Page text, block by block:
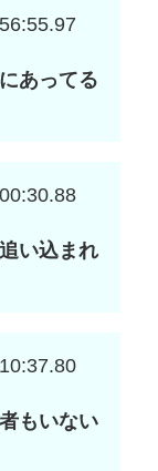
あってる
い込まれ
もいない